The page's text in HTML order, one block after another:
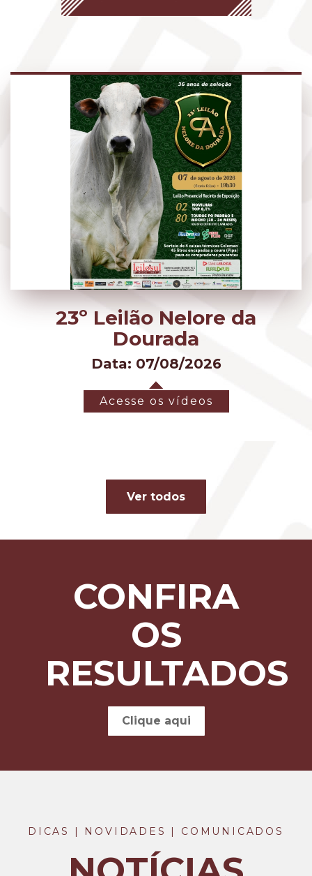
23º Leilão Nelore da
Dourada
Data: 07/08/2026
Acesse os vídeos
Ver todos
CONFIRA
OS
RESULTADOS
Clique aqui
DICAS | NOVIDADES | COMUNICADOS